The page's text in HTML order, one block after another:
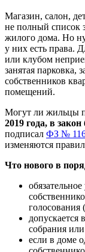
Магазин, салон,
не полный список
жилого дома. Но
у них есть права.
или клубом
занятая парковка,
собственников
помещений.
Могут ли жильцы
2019 года, в
подписал ФЗ № 116
изменяются
Что нового в
голосования
допускается
собрания
если в доме